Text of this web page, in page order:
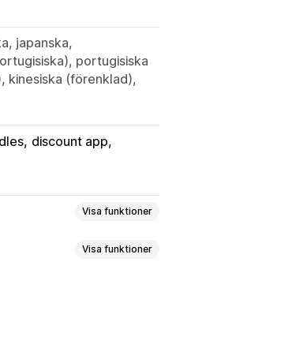
japanska,
portugisiska
kinesiska (förenklad),
discount app
Visa funktioner
Visa funktioner